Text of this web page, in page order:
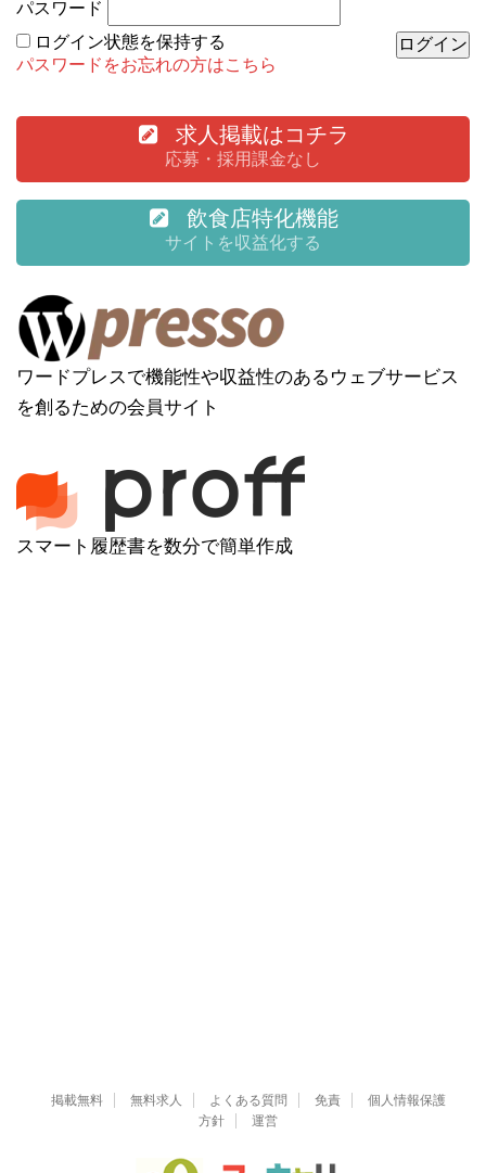
パスワード
ログイン状態を保持する
パスワードをお忘れの方はこちら
求人掲載はコチラ
応募・採用課金なし
飲食店特化機能
サイトを収益化する
ワードプレスで機能性や収益性のあるウェブサービス
を創るための会員サイト
スマート履歴書を数分で簡単作成
掲載無料 無料求人 よくある質問 免責
個人情報保護
方針
運営